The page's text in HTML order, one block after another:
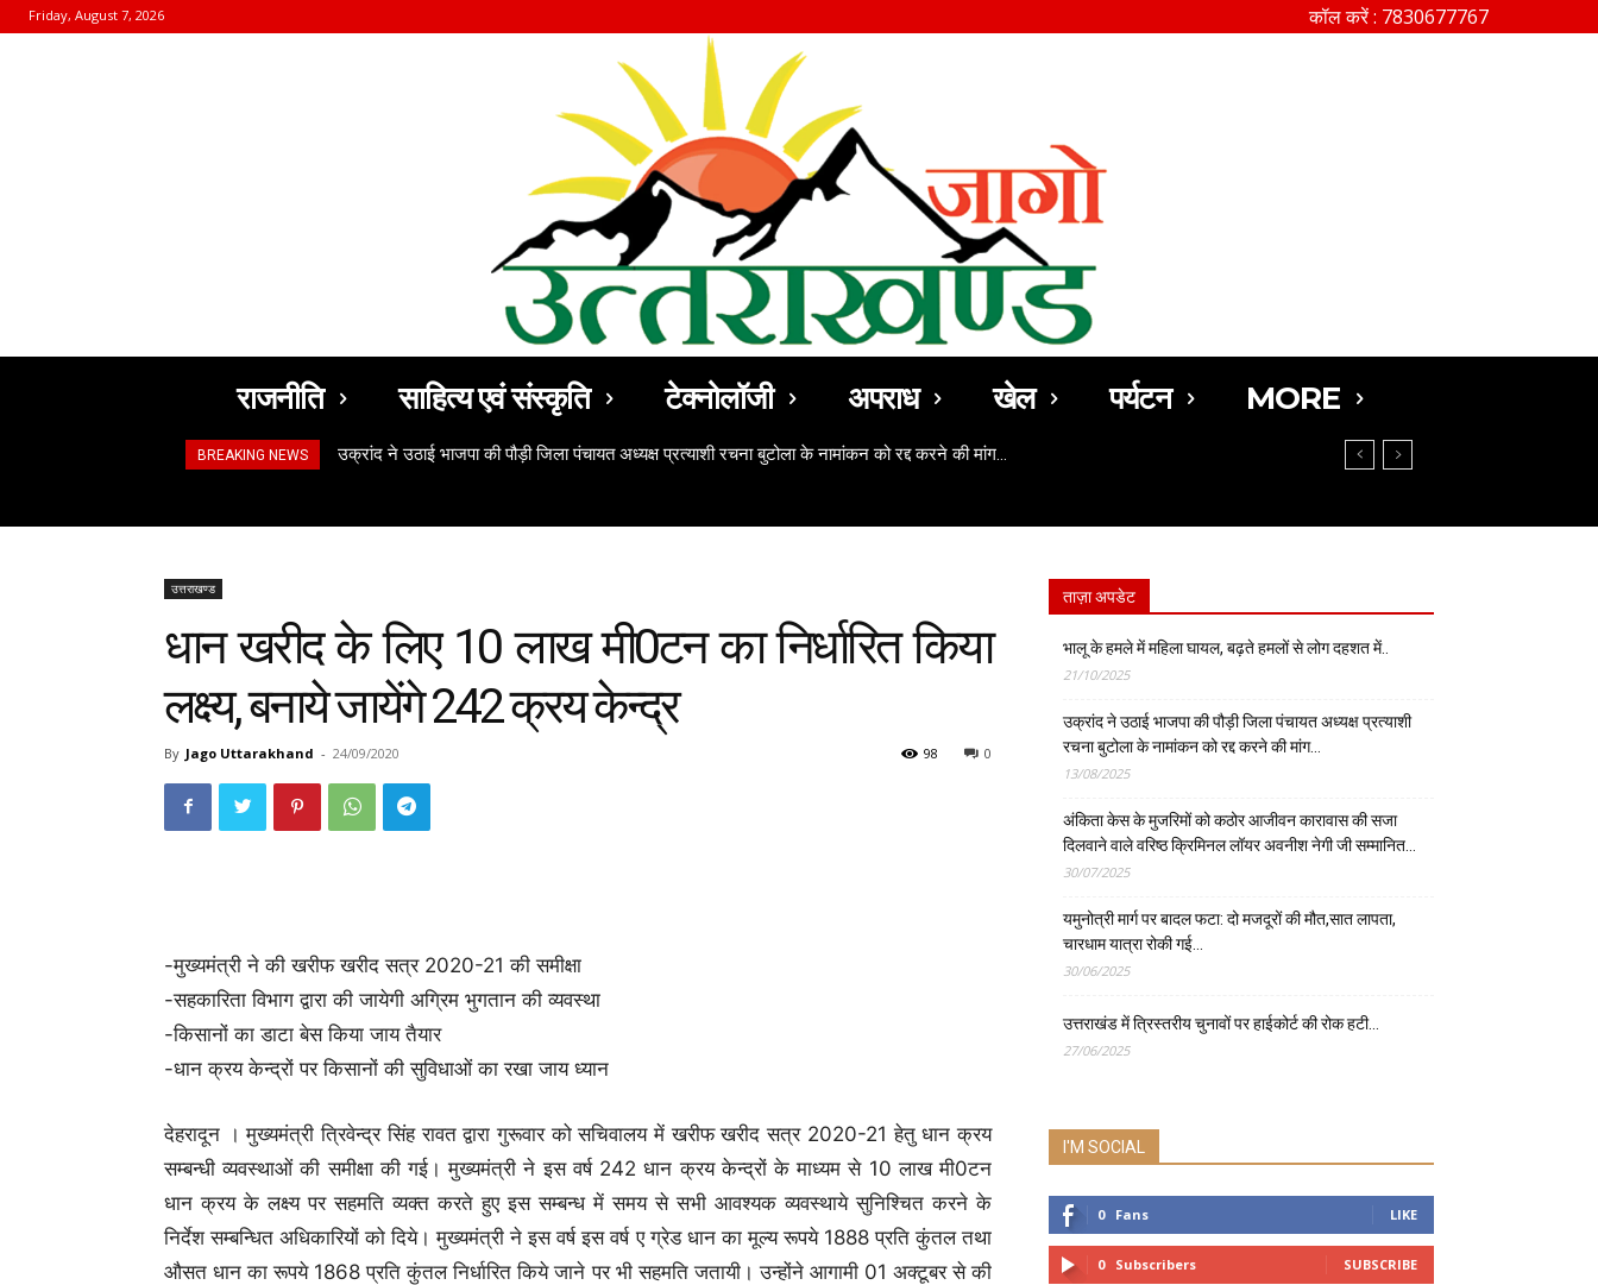
Friday, August 7, 2026 कॉल करें : 7830677767
राजनीति साहित्य एवं संस्कृति टेक्नोलॉजी अपराध खेल पर्यटन MORE
BREAKING NEWS उक्रांद ने उठाई भाजपा की पौड़ी जिला पंचायत अध्यक्ष प्रत्याशी रचना बुटोला के नामांकन को रद्द करने की मांग…
उत्तराखण्ड
धान खरीद के लिए 10 लाख मी0टन का निर्धारित किया
लक्ष्य, बनाये जायेंगे 242 क्रय केन्द्र
By Jago Uttarakhand - 24/09/2020 0
98
-मुख्यमंत्री ने की खरीफ खरीद सत्र 2020-21 की समीक्षा
-सहकारिता विभाग द्वारा की जायेगी अग्रिम भुगतान की व्यवस्था
-किसानों का डाटा बेस किया जाय तैयार
-धान क्रय केन्द्रों पर किसानों की सुविधाओं का रखा जाय ध्यान
देहरादून । मुख्यमंत्री त्रिवेन्द्र सिंह रावत द्वारा गुरूवार को सचिवालय में खरीफ खरीद सत्र 2020-21 हेतु धान क्रय
सम्बन्धी व्यवस्थाओं की समीक्षा की गई। मुख्यमंत्री ने इस वर्ष 242 धान क्रय केन्द्रों के माध्यम से 10 लाख मी0टन
धान क्रय के लक्ष्य पर सहमति व्यक्त करते हुए इस सम्बन्ध में समय से सभी आवश्यक व्यवस्थाये सुनिश्चित करने के
निर्देश सम्बन्धित अधिकारियों को दिये। मुख्यमंत्री ने इस वर्ष इस वर्ष ए ग्रेड धान का मूल्य रूपये 1888 प्रति कुंतल तथा
औसत धान का रूपये 1868 प्रति कुंतल निर्धारित किये जाने पर भी सहमति जतायी। उन्होंने आगामी 01 अक्टूबर से की
ताज़ा अपडेट
भालू के हमले में महिला घायल, बढ़ते हमलों से लोग दहशत में..
21/10/2025
उक्रांद ने उठाई भाजपा की पौड़ी जिला पंचायत अध्यक्ष प्रत्याशी
रचना बुटोला के नामांकन को रद्द करने की मांग…
13/08/2025
अंकिता केस के मुजरिमों को कठोर आजीवन कारावास की सजा
दिलवाने वाले वरिष्ठ क्रिमिनल लॉयर अवनीश नेगी जी सम्मानित…
30/07/2025
यमुनोत्री मार्ग पर बादल फटा: दो मजदूरों की मौत,सात लापता,
चारधाम यात्रा रोकी गई…
30/06/2025
उत्तराखंड में त्रिस्तरीय चुनावों पर हाईकोर्ट की रोक हटी…
27/06/2025
I'M SOCIAL
0 Fans LIKE
0 Subscribers SUBSCRIBE